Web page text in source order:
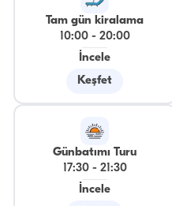
Tam gün kiralama
10:00- 20:00
İncele
Keşfet
Günbatımı Turu
17:30- 21:30
İncele